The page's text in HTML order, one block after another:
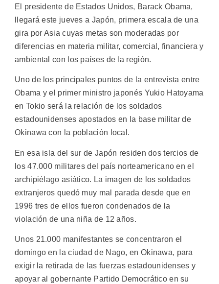
El presidente de Estados Unidos, Barack Obama,
llegará este jueves a Japón, primera escala de una
gira por Asia cuyas metas son moderadas por
diferencias en materia militar, comercial, financiera y
ambiental con los países de la región.
Uno de los principales puntos de la entrevista entre
Obama y el primer ministro japonés Yukio Hatoyama
en Tokio será la relación de los soldados
estadounidenses apostados en la base militar de
Okinawa con la población local.
En esa isla del sur de Japón residen dos tercios de
los 47.000 militares del país norteamericano en el
archipiélago asiático. La imagen de los soldados
extranjeros quedó muy mal parada desde que en
1996 tres de ellos fueron condenados de la
violación de una niña de 12 años.
Unos 21.000 manifestantes se concentraron el
domingo en la ciudad de Nago, en Okinawa, para
exigir la retirada de las fuerzas estadounidenses y
apoyar al gobernante Partido Democrático en su